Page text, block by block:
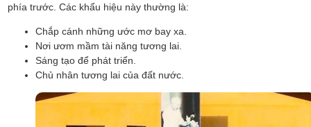
phía trước. Các khẩu hiệu này thường là:
Chắp cánh những ước mơ bay xa.
Nơi ươm mầm tài năng tương lai.
Sáng tạo để phát triển.
Chủ nhân tương lai của đất nước.